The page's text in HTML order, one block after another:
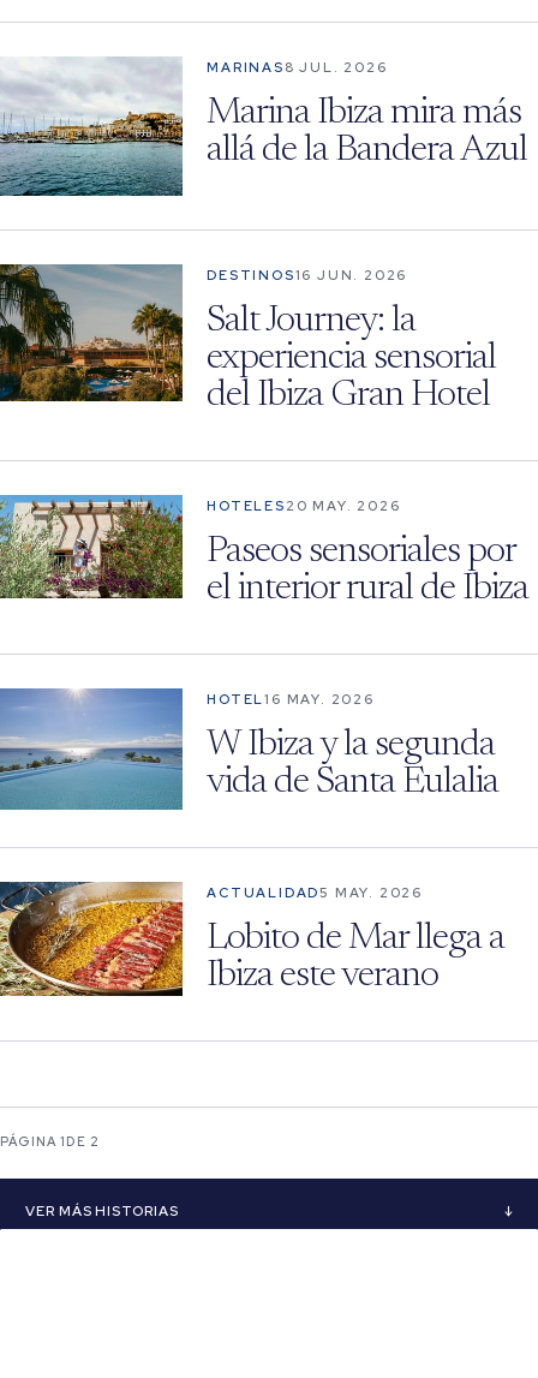
MARINAS 8 JUL. 2026
Marina Ibiza mira más
allá de la Bandera Azul
DESTINOS16 JUN. 2026
Salt Journey: la
experiencia sensorial
del Ibiza Gran Hotel
HOTELES 20 MAY. 2026
Paseos sensoriales por
el interior rural de Ibiza
HOTEL16 MAY. 2026
W Ibiza y la segunda
vida de Santa Eulalia
ACTUALIDAD5 MAY. 2026
Lobito de Mar llega a
Ibiza este verano
PÁGINA 1 DE 2
VER MÁS HISTORIAS ↓